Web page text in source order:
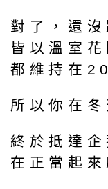
對了，還
皆以溫室
都維持在
所以你在
終於抵達
在正當起